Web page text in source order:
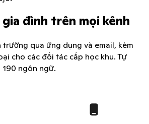
đình trên mọi kênh
qua ứng dụng và email, kèm
cho các đối tác cấp học khu. Tự
ngôn ngữ.